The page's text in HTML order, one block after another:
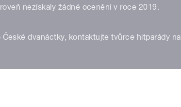
nezískaly žádné ocenění v roce 2019.
dvanáctky, kontaktujte tvůrce hitparády na